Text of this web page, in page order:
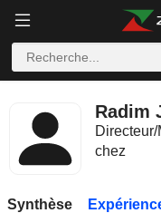
Radim
chez
Synthèse